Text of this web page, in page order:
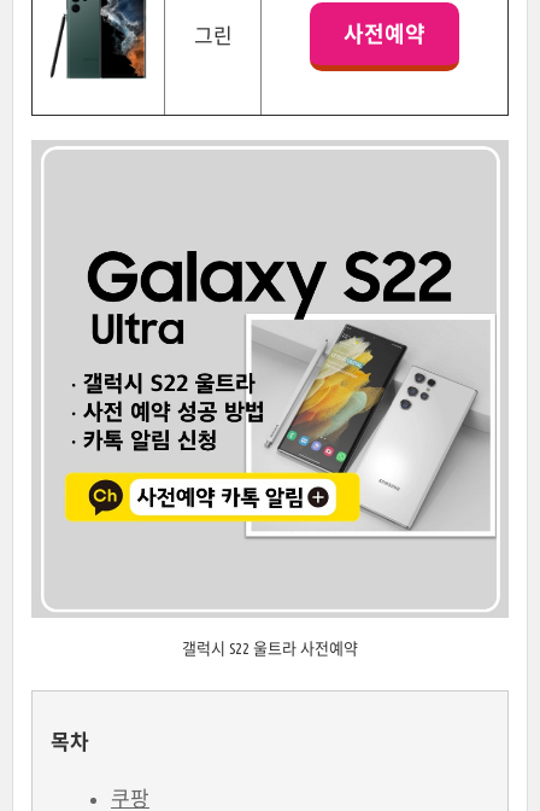
그린 사전예약
갤럭시 S22 울트라 사전예약
목차
쿠팡